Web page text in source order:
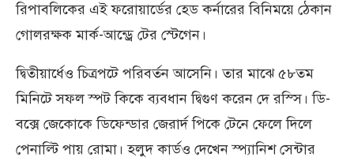
রিপাবলিকের এই ফরোয়ার্ডের হেড কর্নারের বিনিময়ে ঠেকান
গোলরক্ষক মার্ক-আন্ড্রে টের স্টেগেন।
দ্বিতীয়ার্ধেও চিত্রপটে পরিবর্তন আসেনি। তার মাঝে ৫৮তম
মিনিটে সফল স্পট কিকে ব্যবধান দ্বিগুণ করেন দে রস্সি। ডি-
বক্সে জেকোকে ডিফেন্ডার জেরার্দ পিকে টেনে ফেলে দিলে
পেনাল্টি পায় রোমা। হলুদ কার্ডও দেখেন স্প্যানিশ সেন্টার